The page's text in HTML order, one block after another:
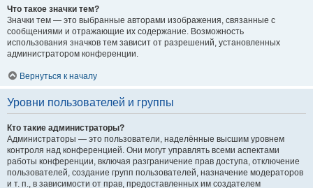
Что такое значки тем?
Значки тем — это выбранные авторами изображения, связанные с
сообщениями и отражающие их содержание. Возможность
использования значков тем зависит от разрешений, установленных
администратором конференции.
Вернуться к началу
Уровни пользователей и группы
Кто такие администраторы?
Администраторы — это пользователи, наделённые высшим уровнем
контроля над конференцией. Они могут управлять всеми аспектами
работы конференции, включая разграничение прав доступа, отключение
пользователей, создание групп пользователей, назначение модераторов
и т. п., в зависимости от прав, предоставленных им создателем